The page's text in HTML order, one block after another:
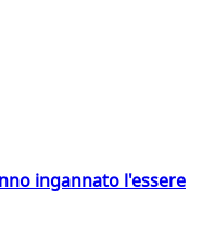
ingannato l'essere